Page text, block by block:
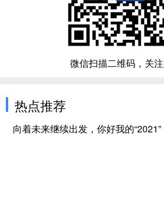
微信扫描二维码，关
热点推荐
向着未来继续出发，你好我的“2021”